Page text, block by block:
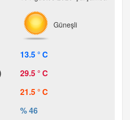
Güneşli
13.5 ° C
29.5 ° C
21.5 ° C
% 46